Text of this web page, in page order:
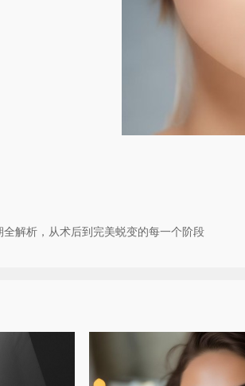
解析，从术后到完美蜕变的每一个阶段